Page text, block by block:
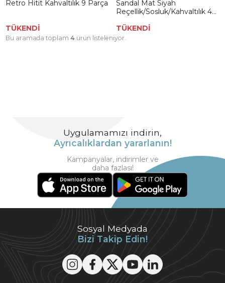
Retro Hitit Kahvaltılık 9 Parça
TÜKENDİ
Sandal Mat Siyah
Reçellik/Sosluk/Kahvaltılık 4
TÜKENDİ
Bu aramada toplam 4ürün listeleniyor.
Sosyal Medyada
Bizi Takip Edin!
Uygulamamızı indirin,
Ayrıcalıklardan yararlanın!
Kampanyalar, indirimler ve
daha fazlası!